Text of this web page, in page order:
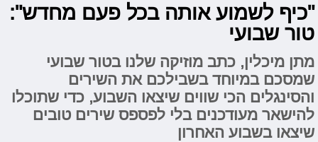
"כיף לשמוע אותה בכל פעם מחדש":
טור שבועי
מתן מיכלין, כתב מוזיקה שלנו בטור שבועי
שמסכם במיוחד בשבילכם את השירים
והסינגלים הכי שווים שיצאו השבוע, כדי שתוכלו
להישאר מעודכנים בלי לפספס שירים טובים
שיצאו בשבוע האחרון